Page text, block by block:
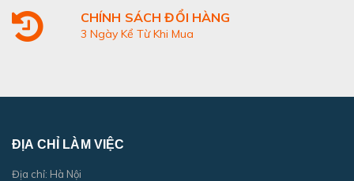
CHÍNH SÁCH ĐỔI HÀNG
3 Ngày Kể Từ Khi Mua
ĐỊA CHỈ LÀM VIỆC
Địa chỉ: Hà Nội